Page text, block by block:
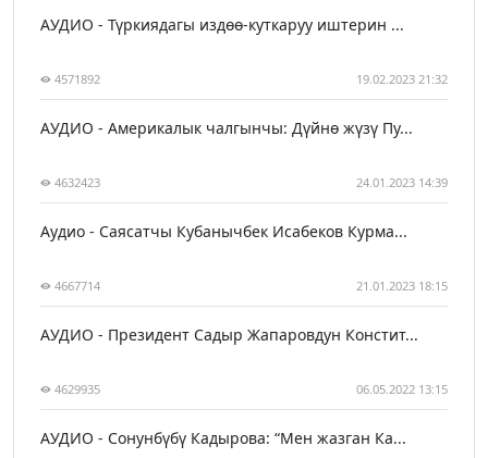
АУДИО - Түркиядагы издөө-куткаруу иштерин ...
4571892 19.02.2023 21:32
АУДИО - Америкалык чалгынчы: Дүйнө жүзү Пу...
4632423 24.01.2023 14:39
Аудио - Саясатчы Кубанычбек Исабеков Курма...
4667714 21.01.2023 18:15
АУДИО - Президент Садыр Жапаровдун Констит...
4629935 06.05.2022 13:15
АУДИО - Сонунбүбү Кадырова: “Мен жазган Ка...